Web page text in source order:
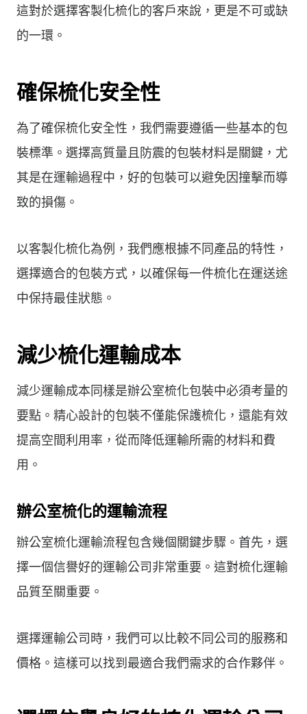
這對於選擇客製化梳化的客戶來說，更是不可或缺
的一環。
確保梳化安全性
為了確保梳化安全性，我們需要遵循一些基本的包
裝標準。選擇高質量且防震的包裝材料是關鍵，尤
其是在運輸過程中，好的包裝可以避免因撞擊而導
致的損傷。
以客製化梳化為例，我們應根據不同產品的特性，
選擇適合的包裝方式，以確保每一件梳化在運送途
中保持最佳狀態。
減少梳化運輸成本
減少運輸成本同樣是辦公室梳化包裝中必須考量的
要點。精心設計的包裝不僅能保護梳化，還能有效
提高空間利用率，從而降低運輸所需的材料和費
用。
辦公室梳化的運輸流程
辦公室梳化運輸流程包含幾個關鍵步驟。首先，選
擇一個信譽好的運輸公司非常重要。這對梳化運輸
品質至關重要。
選擇運輸公司時，我們可以比較不同公司的服務和
價格。這樣可以找到最適合我們需求的合作夥伴。